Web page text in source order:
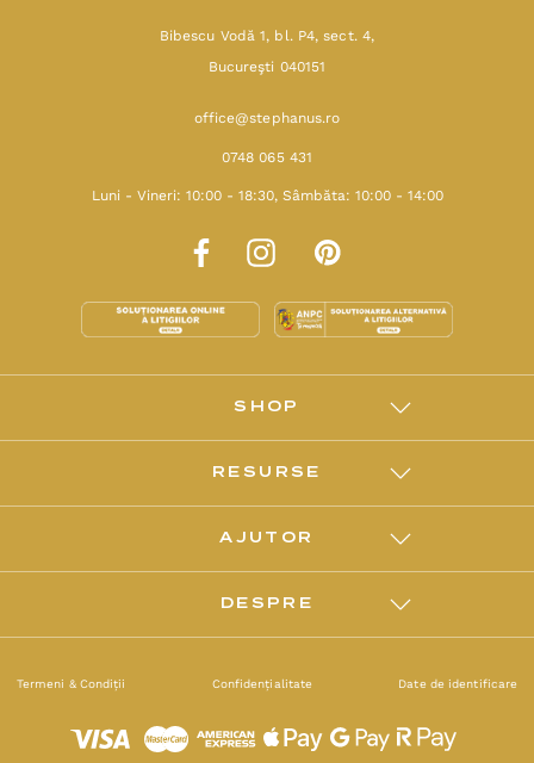
Bibescu Vodă 1, bl. P4, sect. 4,
Bucureşti 040151
office@stephanus.ro
0748 065 431
Luni - Vineri: 10:00 - 18:30, Sâmbăta: 10:00 - 14:00
SHOP
RESURSE
AJUTOR
DESPRE
Termeni & Condiții Confidențialitate Date de identificare